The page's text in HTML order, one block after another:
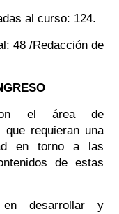
al curso: 124.
48 /Redacción de
con el área de
que requieran una
en torno a las
de estas
desarrollar y